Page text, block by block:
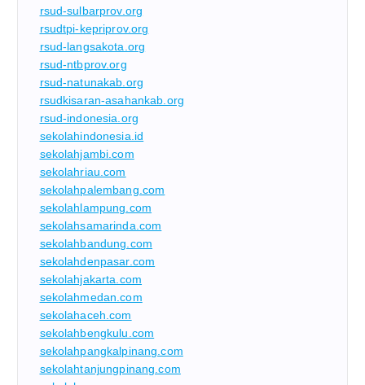
rsud-sulbarprov.org
rsudtpi-kepriprov.org
rsud-langsakota.org
rsud-ntbprov.org
rsud-natunakab.org
rsudkisaran-asahankab.org
rsud-indonesia.org
sekolahindonesia.id
sekolahjambi.com
sekolahriau.com
sekolahpalembang.com
sekolahlampung.com
sekolahsamarinda.com
sekolahbandung.com
sekolahdenpasar.com
sekolahjakarta.com
sekolahmedan.com
sekolahaceh.com
sekolahbengkulu.com
sekolahpangkalpinang.com
sekolahtanjungpinang.com